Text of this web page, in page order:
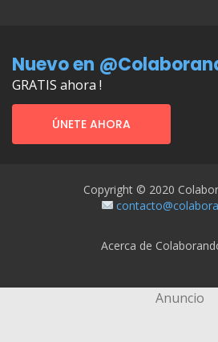
Nuevo en
GRATIS ahora !
ÚNETE AHORA
Copyright © 2020
Acerca de
Anuncio